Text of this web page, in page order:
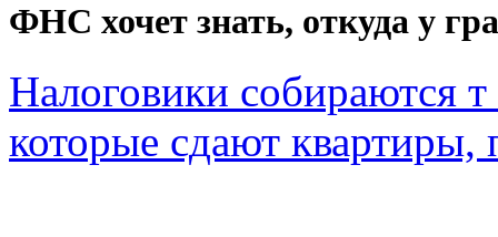
ФНС хочет знать, откуда у
Налоговики собираются
которые сдают квартиры,